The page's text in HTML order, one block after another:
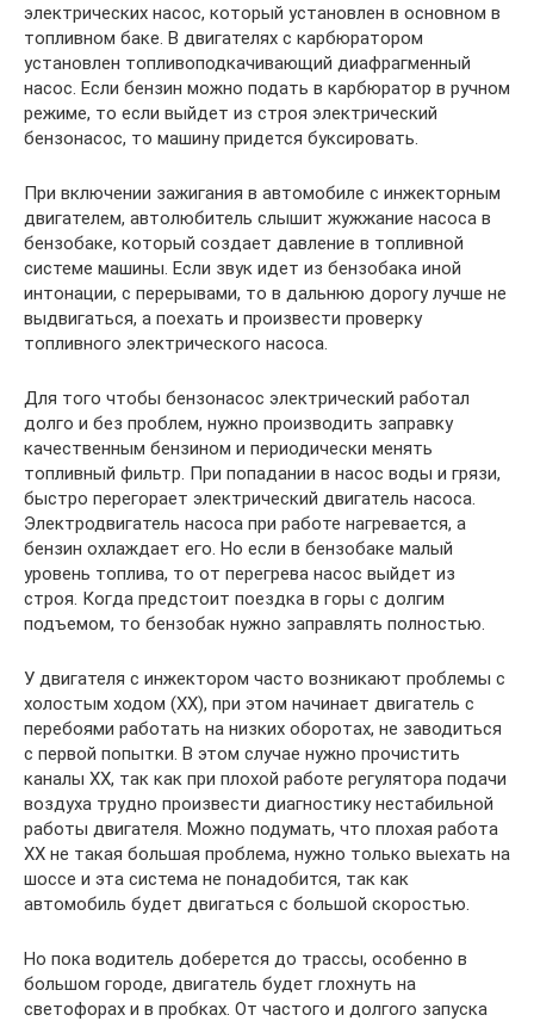
электрических насос, который установлен в основном в
топливном баке. В двигателях с карбюратором
установлен топливоподкачивающий диафрагменный
насос. Если бензин можно подать в карбюратор в ручном
режиме, то если выйдет из строя электрический
бензонасос, то машину придется буксировать.
При включении зажигания в автомобиле с инжекторным
двигателем, автолюбитель слышит жужжание насоса в
бензобаке, который создает давление в топливной
системе машины. Если звук идет из бензобака иной
интонации, с перерывами, то в дальнюю дорогу лучше не
выдвигаться, а поехать и произвести проверку
топливного электрического насоса.
Для того чтобы бензонасос электрический работал
долго и без проблем, нужно производить заправку
качественным бензином и периодически менять
топливный фильтр. При попадании в насос воды и грязи,
быстро перегорает электрический двигатель насоса.
Электродвигатель насоса при работе нагревается, а
бензин охлаждает его. Но если в бензобаке малый
уровень топлива, то от перегрева насос выйдет из
строя. Когда предстоит поездка в горы с долгим
подъемом, то бензобак нужно заправлять полностью.
У двигателя с инжектором часто возникают проблемы с
холостым ходом (ХХ), при этом начинает двигатель с
перебоями работать на низких оборотах, не заводиться
с первой попытки. В этом случае нужно прочистить
каналы ХХ, так как при плохой работе регулятора подачи
воздуха трудно произвести диагностику нестабильной
работы двигателя. Можно подумать, что плохая работа
ХХ не такая большая проблема, нужно только выехать на
шоссе и эта система не понадобится, так как
автомобиль будет двигаться с большой скоростью.
Но пока водитель доберется до трассы, особенно в
большом городе, двигатель будет глохнуть на
светофорах и в пробках. От частого и долгого запуска